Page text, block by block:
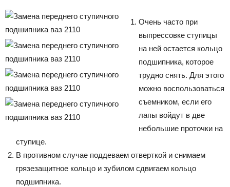
Очень часто при
выпрессовке ступицы
на ней остается кольцо
подшипника, которое
трудно снять. Для этого
можно воспользоваться
съемником, если его
лапы войдут в две
небольшие проточки на
ступице.
В противном случае поддеваем отверткой и снимаем
грязезащитное кольцо и зубилом сдвигаем кольцо
подшипника.